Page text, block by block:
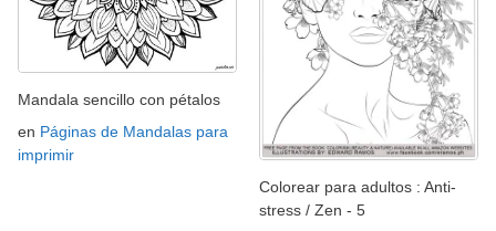
Mandala sencillo con pétalos
en Páginas de Mandalas para
imprimir
Colorear para adultos : Anti-
stress / Zen - 5